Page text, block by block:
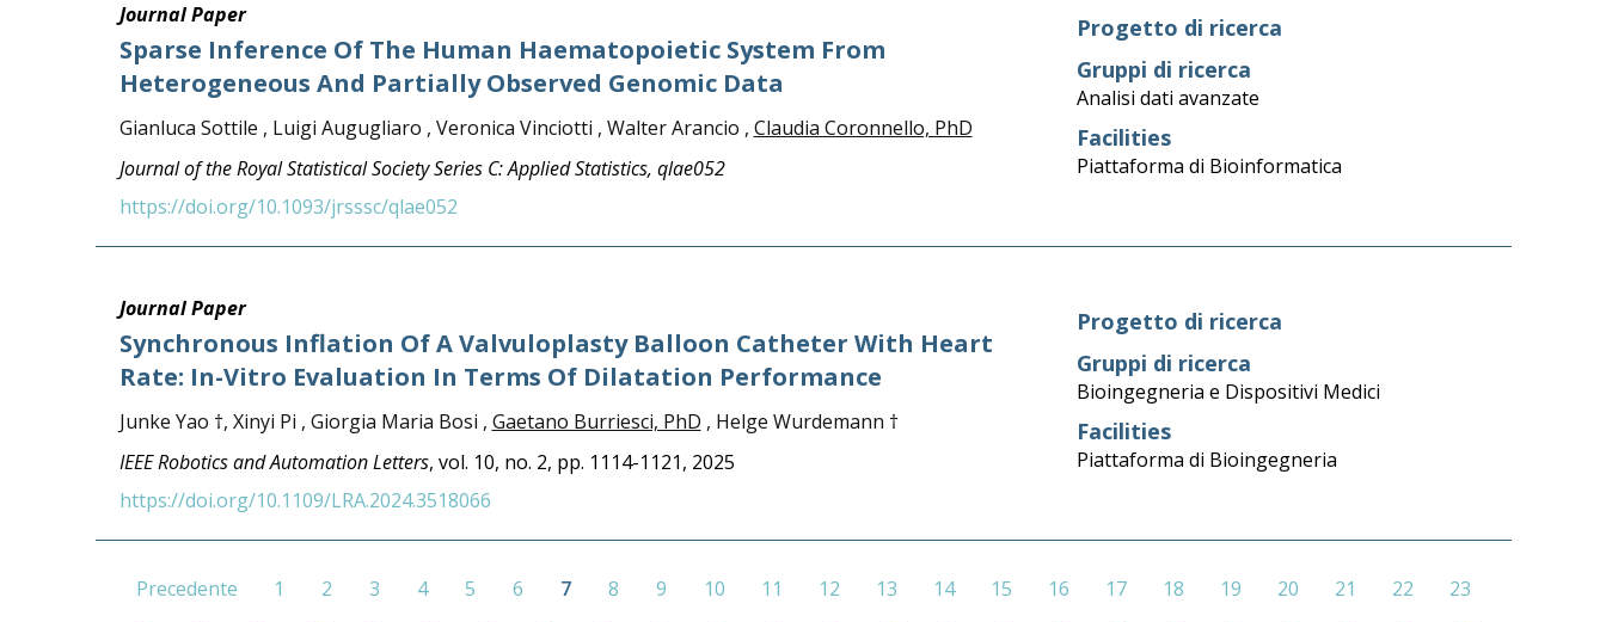
Journal Paper
Sparse Inference Of The Human Haematopoietic System From
Heterogeneous And Partially Observed Genomic Data
Gianluca Sottile , Luigi Augugliaro , Veronica Vinciotti , Walter Arancio , Claudia Coronnello, PhD
Journal of the Royal Statistical Society Series C: Applied Statistics, qlae052
https://doi.org/10.1093/jrsssc/qlae052
Progetto di ricerca
Gruppi di ricerca
Analisi dati avanzate
Facilities
Piattaforma di Bioinformatica
Journal Paper
Synchronous Inflation Of A Valvuloplasty Balloon Catheter With Heart
Rate: In-Vitro Evaluation In Terms Of Dilatation Performance
Junke Yao †, Xinyi Pi , Giorgia Maria Bosi , Gaetano Burriesci, PhD , Helge Wurdemann †
IEEE Robotics and Automation Letters, vol. 10, no. 2, pp. 1114-1121, 2025
https://doi.org/10.1109/LRA.2024.3518066
Progetto di ricerca
Gruppi di ricerca
Bioingegneria e Dispositivi Medici
Facilities
Piattaforma di Bioingegneria
Precedente 1 2 3 4 5 6 7 8 9 10 11 12 13 14 15 16 17 18 19 20 21 22
23